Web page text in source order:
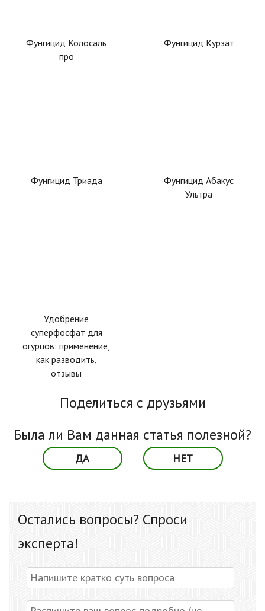
Фунгицид Колосаль
про
Фунгицид Курзат
Фунгицид Триада
Фунгицид Абакус
Ультра
Удобрение
суперфосфат для
огурцов: применение,
как разводить,
отзывы
Была ли Вам данная статья полезной?
ДА НЕТ
Поделиться с друзьями
Остались вопросы? Спроси
эксперта!